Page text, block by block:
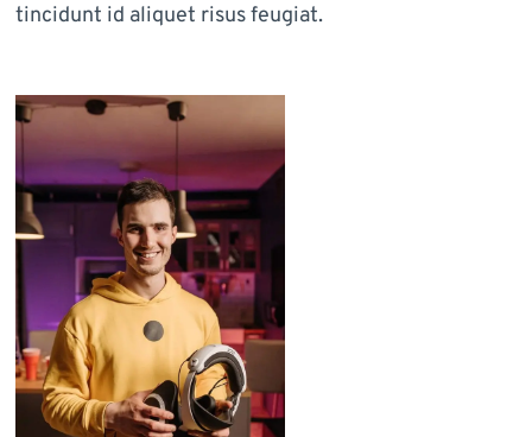
tincidunt id aliquet risus feugiat.